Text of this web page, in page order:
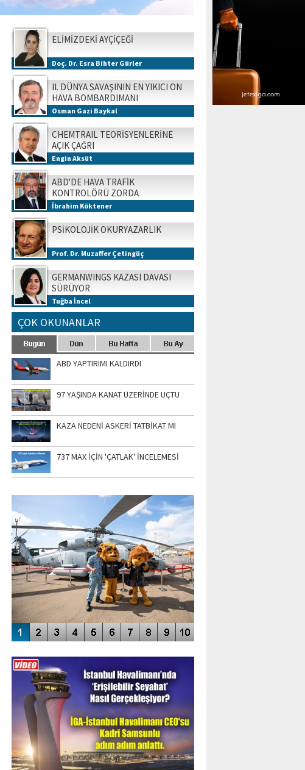
ELİMİZDEKİ AYÇİÇEĞİ
Doç. Dr. Esra Bihter Gürler
II. DÜNYA SAVAŞININ EN YIKICI ON
HAVA BOMBARDIMANI
Osman Gazi Baykal
CHEMTRAIL TEORİSYENLERİNE
AÇIK ÇAĞRI
Engin Aksüt
ABD'DE HAVA TRAFİK
KONTROLÖRÜ ZORDA
İbrahim Köktener
PSİKOLOJİK OKURYAZARLIK
Prof. Dr. Muzaffer Çetingüç
GERMANWINGS KAZASI DAVASI
SÜRÜYOR
Tuğba İncel
ÇOK OKUNANLAR
ABD YAPTIRIMI KALDIRDI
97 YAŞINDA KANAT ÜZERİNDE UÇTU
KAZA NEDENİ ASKERİ TATBİKAT MI
737 MAX İÇİN 'ÇATLAK' İNCELEMESİ
SİNGAPUR AIRSHOW-2020
ENGELLERİN AŞILDIĞI HAVALİMANI